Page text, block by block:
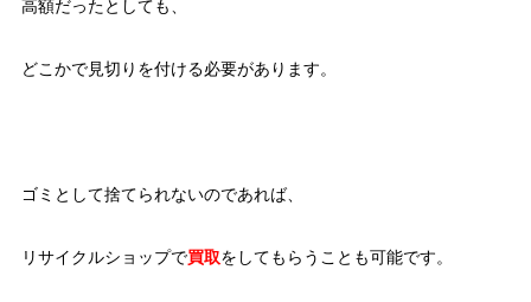
高額だったとしても、
どこかで見切りを付ける必要があります。
ゴミとして捨てられないのであれば、
リサイクルショップで買取をしてもらうことも可能です。